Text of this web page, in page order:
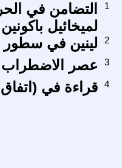
التضامن في
لميخائيل باكونين
1
لينين في سطور 2
عصر الاضطراب 3
قراءة في 4